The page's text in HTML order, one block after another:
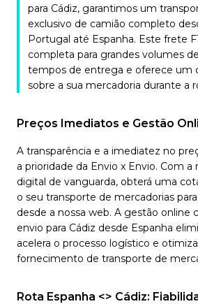
para Cádiz, garantimos um
exclusivo de camião completo
Portugal até Espanha. Este frete
completa para grandes volumes
tempos de entrega e oferece um
sobre a sua mercadoria durante a
Preços Imediatos e Gestão
A transparência e a imediatez no
a prioridade da Envio x Envio. Com a
digital de vanguarda, obterá uma
o seu transporte de mercadorias
desde a nossa web. A gestão online
envio para Cádiz desde Espanha
acelera o processo logístico e
fornecimento de transporte de
Rota Espanha <> Cádiz: